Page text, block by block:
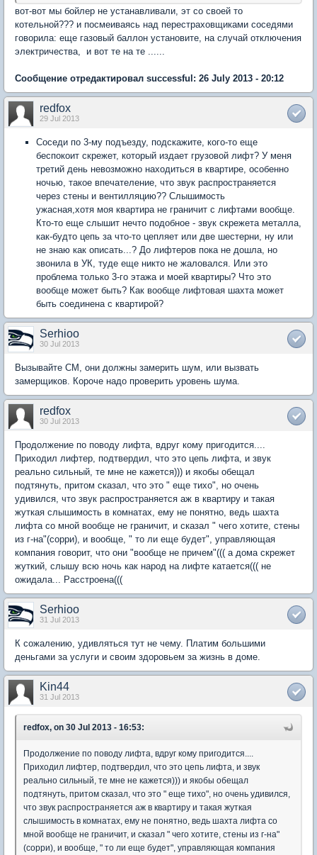
вот-вот мы бойлер не устанавливали, эт со своей то
котельной??? и посмеиваясь над перестраховщиками соседями
говорила: еще газовый баллон установите, на случай отключения
электричества, и вот те на те ......
Сообщение отредактировал successful: 26 July 2013 - 20:12
redfox
29 Jul 2013
Соседи по 3-му подъезду, подскажите, кого-то еще
беспокоит скрежет, который издает грузовой лифт? У меня
третий день невозможно находиться в квартире, особенно
ночью, такое впечателение, что звук распространяется
через стены и вентилляцию?? Слышимость
ужасная,хотя моя квартира не граничит с лифтами вообще.
Кто-то еще слышит нечто подобное - звук скрежета металла,
как-будто цепь за что-то цепляет или две шестерни, ну или
не знаю как описать...? До лифтеров пока не дошла, но
звонила в УК, туде еще никто не жаловался. Или это
проблема только 3-го этажа и моей квартиры? Что это
вообще может быть? Как вообще лифтовая шахта может
быть соединена с квартирой?
Serhioo
30 Jul 2013
Вызывайте СМ, они должны замерить шум, или вызвать
замерщиков. Короче надо проверить уровень шума.
redfox
30 Jul 2013
Продолжение по поводу лифта, вдруг кому пригодится....
Приходил лифтер, подтвердил, что это цепь лифта, и звук
реально сильный, те мне не кажется))) и якобы обещал
подтянуть, притом сказал, что это " еще тихо", но очень
удивился, что звук распространяется аж в квартиру и такая
жуткая слышимость в комнатах, ему не понятно, ведь шахта
лифта со мной вообще не граничит, и сказал " чего хотите, стены
из г-на"(сорри), и вообще, " то ли еще будет", управляющая
компания говорит, что они "вообще не причем"((( а дома скрежет
жуткий, слышу всю ночь как народ на лифте катается((( не
ожидала... Расстроена(((
Serhioo
31 Jul 2013
К сожалению, удивляться тут не чему. Платим большими
деньгами за услуги и своим здоровьем за жизнь в доме.
Kin44
31 Jul 2013
redfox, on 30 Jul 2013 - 16:53:
Продолжение по поводу лифта, вдруг кому пригодится....
Приходил лифтер, подтвердил, что это цепь лифта, и звук
реально сильный, те мне не кажется))) и якобы обещал
подтянуть, притом сказал, что это " еще тихо", но очень удивился,
что звук распространяется аж в квартиру и такая жуткая
слышимость в комнатах, ему не понятно, ведь шахта лифта со
мной вообще не граничит, и сказал " чего хотите, стены из г-на"
(сорри), и вообще, " то ли еще будет", управляющая компания